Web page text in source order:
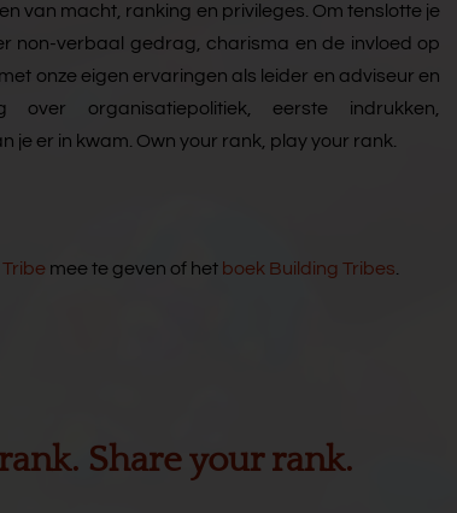
van macht, ranking en privileges. Om tenslotte je
non-verbaal gedrag, charisma en de invloed op
onze eigen ervaringen als leider en adviseur en
organisatiepolitiek, eerste indrukken,
er in kwam. Own your rank, play your rank.
mee te geven of het boek Building Tribes
Share your rank.